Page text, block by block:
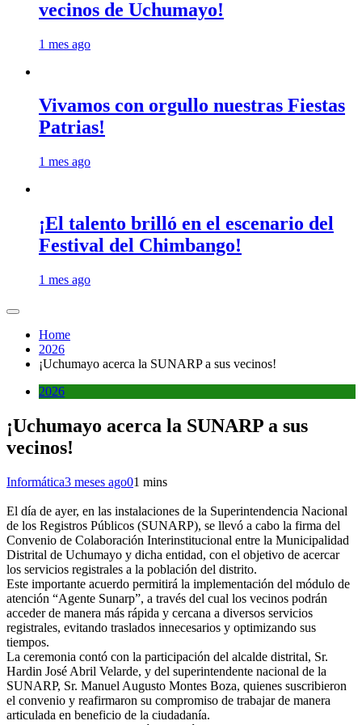
vecinos de Uchumayo!
1 mes ago
Vivamos con orgullo nuestras Fiestas
Patrias!
1 mes ago
¡El talento brilló en el escenario del
Festival del Chimbango!
1 mes ago
Home
2026
¡Uchumayo acerca la SUNARP a sus vecinos!
2026
¡Uchumayo acerca la SUNARP a sus
vecinos!
Informática3 meses ago01 mins
El día de ayer, en las instalaciones de la Superintendencia Nacional
de los Registros Públicos (SUNARP), se llevó a cabo la firma del
Convenio de Colaboración Interinstitucional entre la Municipalidad
Distrital de Uchumayo y dicha entidad, con el objetivo de acercar
los servicios registrales a la población del distrito.
Este importante acuerdo permitirá la implementación del módulo de
atención “Agente Sunarp”, a través del cual los vecinos podrán
acceder de manera más rápida y cercana a diversos servicios
registrales, evitando traslados innecesarios y optimizando sus
tiempos.
La ceremonia contó con la participación del alcalde distrital, Sr.
Hardin José Abril Velarde, y del superintendente nacional de la
SUNARP, Sr. Manuel Augusto Montes Boza, quienes suscribieron
el convenio y reafirmaron su compromiso de trabajar de manera
articulada en beneficio de la ciudadanía.